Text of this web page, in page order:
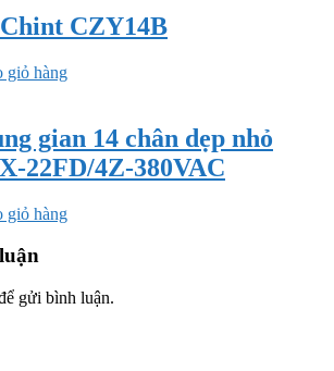
CZY14B
giỏ hàng
gian 14 chân dẹp nhỏ
22FD/4Z-380VAC
giỏ hàng
gửi bình luận.